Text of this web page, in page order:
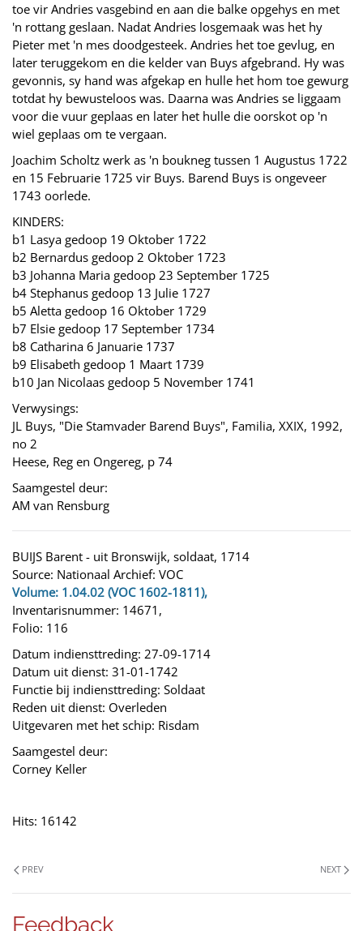
toe vir Andries vasgebind en aan die balke opgehys en met
'n rottang geslaan. Nadat Andries losgemaak was het hy
Pieter met 'n mes doodgesteek. Andries het toe gevlug, en
later teruggekom en die kelder van Buys afgebrand. Hy was
gevonnis, sy hand was afgekap en hulle het hom toe gewurg
totdat hy bewusteloos was. Daarna was Andries se liggaam
voor die vuur geplaas en later het hulle die oorskot op 'n
wiel geplaas om te vergaan.
Joachim Scholtz werk as 'n boukneg tussen 1 Augustus 1722
en 15 Februarie 1725 vir Buys. Barend Buys is ongeveer
1743 oorlede.
KINDERS:
b1 Lasya gedoop 19 Oktober 1722
b2 Bernardus gedoop 2 Oktober 1723
b3 Johanna Maria gedoop 23 September 1725
b4 Stephanus gedoop 13 Julie 1727
b5 Aletta gedoop 16 Oktober 1729
b7 Elsie gedoop 17 September 1734
b8 Catharina 6 Januarie 1737
b9 Elisabeth gedoop 1 Maart 1739
b10 Jan Nicolaas gedoop 5 November 1741
Verwysings:
JL Buys, "Die Stamvader Barend Buys", Familia, XXIX, 1992,
no 2
Heese, Reg en Ongereg, p 74
Saamgestel deur:
AM van Rensburg
BUIJS Barent - uit Bronswijk, soldaat, 1714
Source: Nationaal Archief: VOC
Volume: 1.04.02 (VOC 1602-1811),
Inventarisnummer: 14671,
Folio: 116
Datum indiensttreding: 27-09-1714
Datum uit dienst: 31-01-1742
Functie bij indiensttreding: Soldaat
Reden uit dienst: Overleden
Uitgevaren met het schip: Risdam
Saamgestel deur:
Corney Keller
Hits: 16142
PREV NEXT
Feedback